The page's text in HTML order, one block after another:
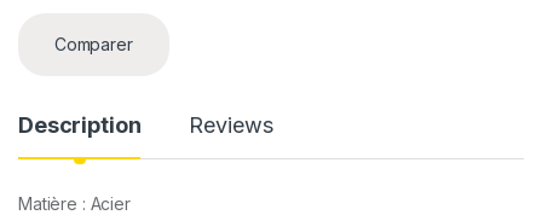
Comparer
Description Reviews
Matière : Acier